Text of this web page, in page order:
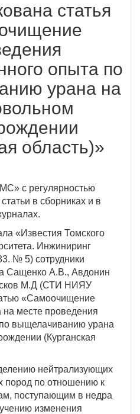
статья
опыта по
урана на
область)»
с регулярностью
в сборниках и в
«Известия Томского
Инжиниринг
№ 5) сотрудники
Сащенко А.В., Авдонин
М.Д (СТИ НИЯУ
«Самоочищение
на месте проведения
выщелачиванию урана
(Курганская
нейтрализующих
пород по отношению к
поступающим в недра
изменения